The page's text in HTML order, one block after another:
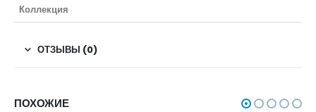
Коллекция
ОТЗЫВЫ (0)
ПОХОЖИЕ